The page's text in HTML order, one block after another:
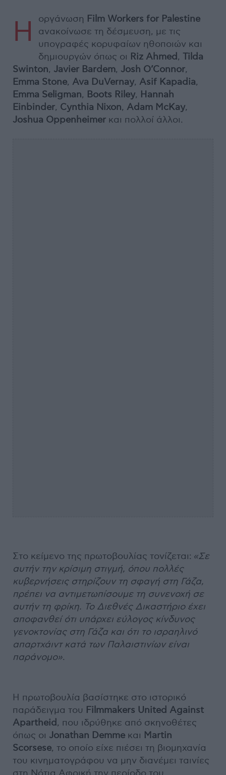
Η οργάνωση Film Workers for Palestine
ανακοίνωσε τη δέσμευση, με τις
υπογραφές κορυφαίων ηθοποιών και
δημιουργών όπως οι Riz Ahmed, Tilda
Swinton, Javier Bardem, Josh O’Connor,
Emma Stone, Ava DuVernay, Asif Kapadia,
Emma Seligman, Boots Riley, Hannah
Einbinder, Cynthia Nixon, Adam McKay,
Joshua Oppenheimer και πολλοί άλλοι.
Στο κείμενο της πρωτοβουλίας τονίζεται: «Σε
αυτήν την κρίσιμη στιγμή, όπου πολλές
κυβερνήσεις στηρίζουν τη σφαγή στη Γάζα,
πρέπει να αντιμετωπίσουμε τη συνενοχή σε
αυτήν τη φρίκη. Το Διεθνές Δικαστήριο έχει
αποφανθεί ότι υπάρχει εύλογος κίνδυνος
γενοκτονίας στη Γάζα και ότι το ισραηλινό
απαρτχάιντ κατά των Παλαιστινίων είναι
παράνομο».
Η πρωτοβουλία βασίστηκε στο ιστορικό
παράδειγμα του Filmmakers United Against
Apartheid, που ιδρύθηκε από σκηνοθέτες
όπως οι Jonathan Demme και Martin
Scorsese, το οποίο είχε πιέσει τη βιομηχανία
του κινηματογράφου να μην διανέμει ταινίες